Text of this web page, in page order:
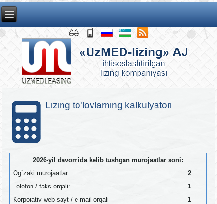
Lizing to'lovlarning kalkulyatori
2026-yil davomida kelib tushgan murojaatlar soni:
Og`zaki murojaatlar:
2
Telefon / faks orqali:
1
Korporativ web-sayt / e-mail orqali
1